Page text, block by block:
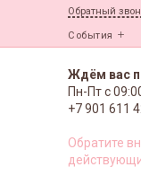
Обратный
События
Ждём вас
Пн-Пт с
+7 901 611
Обратите